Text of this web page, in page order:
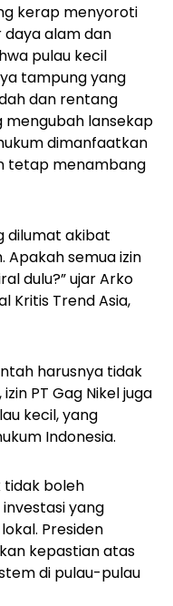
kerap menyoroti
alam dan
pulau kecil
tampung yang
dan rentang
lansekap
dimanfaatkan
tetap menambang
dilumat akibat
Apakah semua izin
dulu?” ujar Arko
Kritis Trend Asia,
harusnya tidak
PT Gag Nikel juga
kecil, yang
Indonesia.
tidak boleh
yang
Presiden
kepastian atas
di pulau-pulau